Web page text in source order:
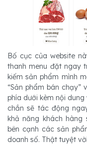
Bố cục của website
thanh menu đặt ngay
kiếm sản phẩm mình
“Sản phẩm bán chạy”
phía dưới kèm nội
chắn sẽ tác động
khả năng khách
bên cạnh các sản
doanh số. Thật tuyệt